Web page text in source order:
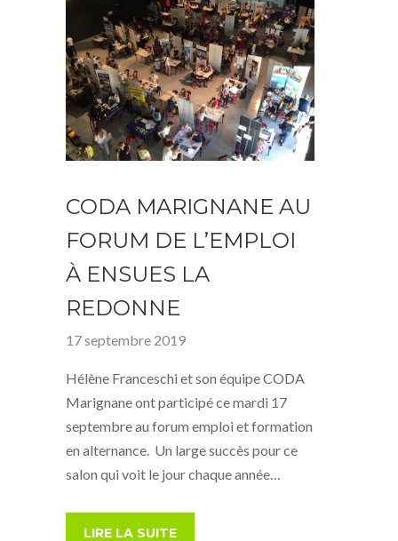
CODA MARIGNANE AU
FORUM DE L’EMPLOI
À ENSUES LA
REDONNE
17 septembre 2019
Hélène Franceschi et son équipe CODA
Marignane ont participé ce mardi 17
septembre au forum emploi et formation
en alternance. Un large succès pour ce
salon qui voit le jour chaque année…
LIRE LA SUITE